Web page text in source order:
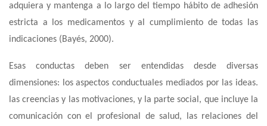
adquiera y mantenga a lo largo del tiempo hábito de adhesión
estricta a los medicamentos y al cumplimiento de todas las
indicaciones (Bayés, 2000).
Esas conductas deben ser entendidas desde diversas
dimensiones: los aspectos conductuales mediados por las ideas.
las creencias y las motivaciones, y la parte social, que incluye la
comunicación con el profesional de salud, las relaciones del